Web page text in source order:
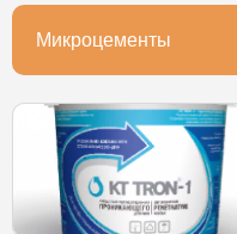
Микроцементы